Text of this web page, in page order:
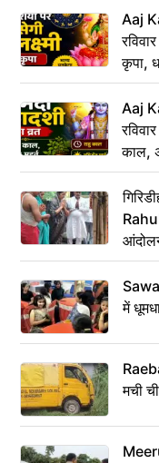
Aaj
कृपा,
Aaj
काल,
में
मची